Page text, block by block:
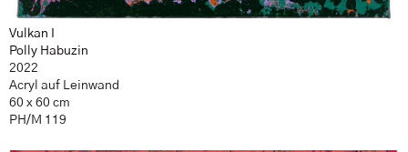
Vulkan I
Polly Habuzin
2022
Acryl auf Leinwand
60 x 60 cm
PH/M 119